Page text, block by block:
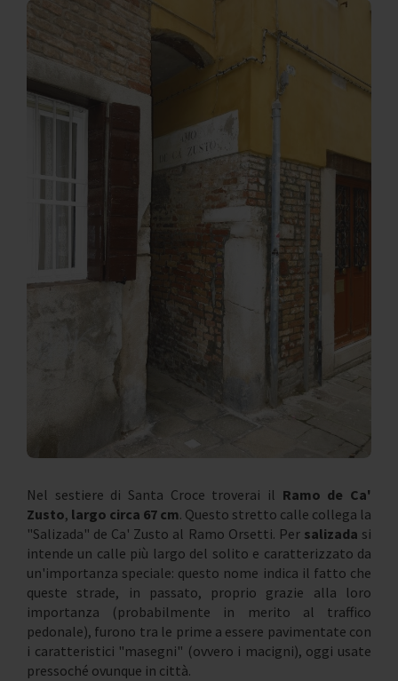
Nel sestiere di Santa Croce troverai il Ramo de Ca'
Zusto, largo circa 67 cm. Questo stretto calle collega la
"Salizada" de Ca' Zusto al Ramo Orsetti. Per salizada si
intende un calle più largo del solito e caratterizzato da
un'importanza speciale: questo nome indica il fatto che
queste strade, in passato, proprio grazie alla loro
importanza (probabilmente in merito al traffico
pedonale), furono tra le prime a essere pavimentate con
i caratteristici "masegni" (ovvero i macigni), oggi usate
pressoché ovunque in città.